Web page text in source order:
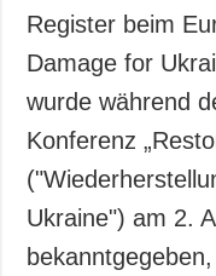
Sport
Kriminalität
Notstand und
Notfälle
ZUSÄTZLICH
Interview
Register beim
Damage for
wurde während
Konferenz
Ukraine") am 2.